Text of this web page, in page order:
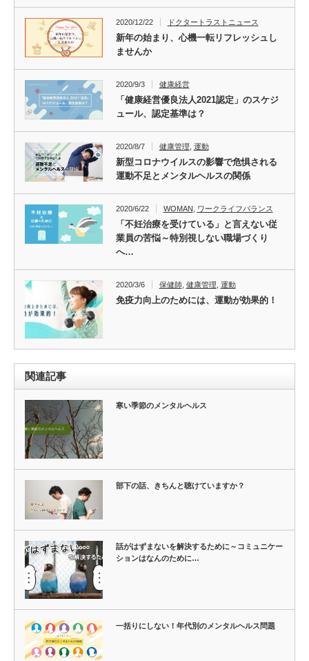
2020/12/22 ドクタートラストニュース
新年の始まり、心機一転リフレッシュし
ませんか
2020/9/3 健康経営
「健康経営優良法人2021認定」のスケジ
ュール、認定基準は？
2020/8/7 健康管理 運動
新型コロナウイルスの影響で危惧される
運動不足とメンタルヘルスの関係
2020/6/22 WOMAN ワークライフバランス
「不妊治療を受けている」と言えない従
業員の苦悩～特別視しない職場づくり
へ…
2020/3/6 保健師, 健康管理 運動
免疫力向上のためには、運動が効果的！
関連記事
寒い季節のメンタルヘルス
部下の話、きちんと聴けていますか？
話がはずまないを解決するために～コミュニケー
ションはなんのために…
一括りにしない！年代別のメンタルヘルス問題